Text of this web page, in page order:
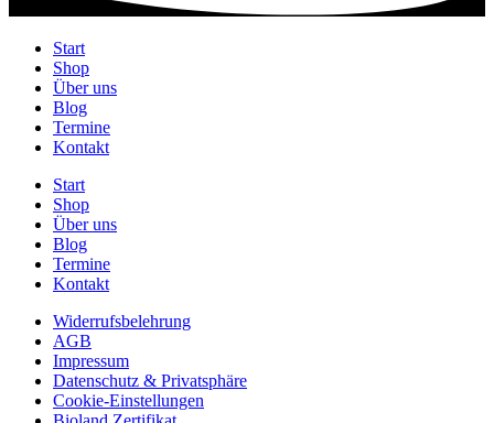
Start
Shop
Über uns
Blog
Termine
Kontakt
Start
Shop
Über uns
Blog
Termine
Kontakt
Widerrufsbelehrung
AGB
Impressum
Datenschutz & Privatsphäre
Cookie-Einstellungen